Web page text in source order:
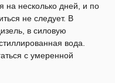
на несколько дней, и по
не следует. В
в силовую
вода.
с умеренной